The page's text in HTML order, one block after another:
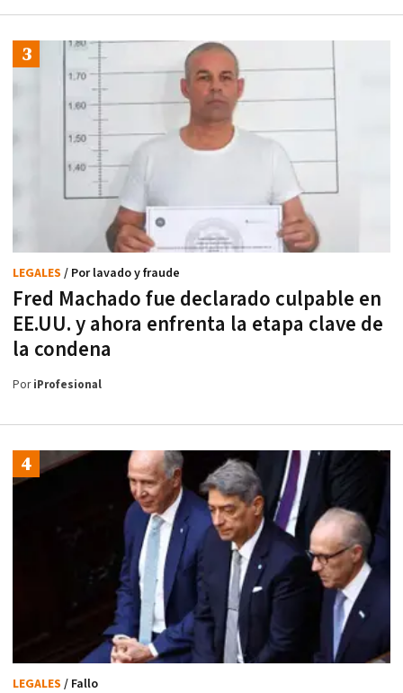
Fred Machado fue declarado culpable en
EE.UU. y ahora enfrenta la etapa clave de
la condena
LEGALES / Por lavado y fraude
PoriProfesional
LEGALES / Fallo